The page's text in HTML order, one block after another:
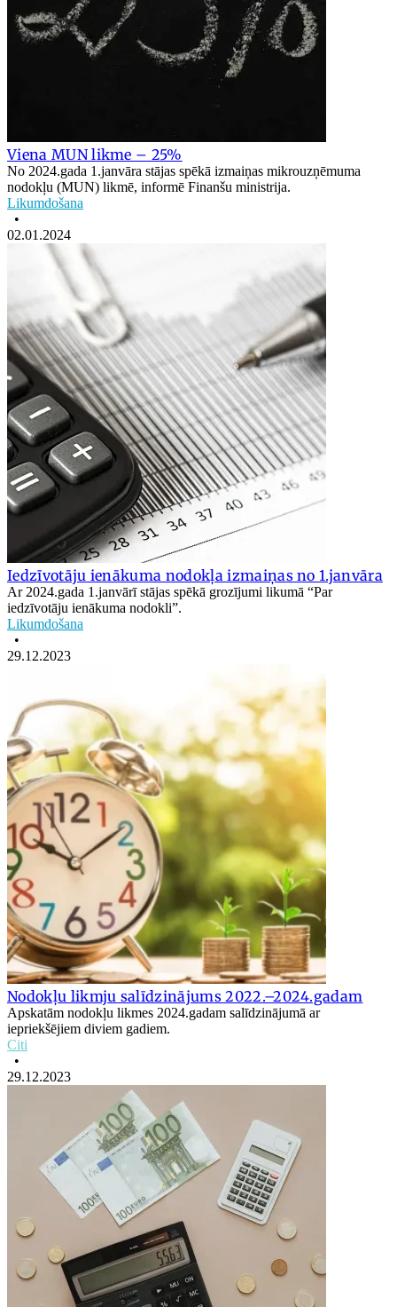
Viena MUN likme – 25%
No 2024.gada 1.janvāra stājas spēkā izmaiņas mikrouzņēmuma
nodokļu (MUN) likmē, informē Finanšu ministrija.
Likumdošana
•
02.01.2024
Iedzīvotāju ienākuma nodokļa izmaiņas no 1.janvāra
Ar 2024.gada 1.janvārī stājas spēkā grozījumi likumā “Par
iedzīvotāju ienākuma nodokli”.
Likumdošana
•
29.12.2023
Nodokļu likmju salīdzinājums 2022.–2024.gadam
Apskatām nodokļu likmes 2024.gadam salīdzinājumā ar
iepriekšējiem diviem gadiem.
Citi
•
29.12.2023